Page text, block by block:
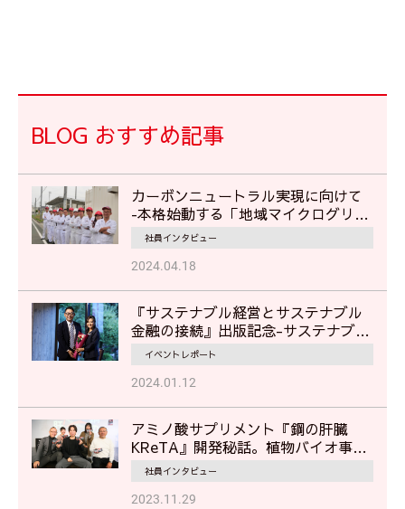
BLOG おすすめ記事
カーボンニュートラル実現に向けて
‐本格始動する「地域マイクログリッ
ド」で地域の災害対応に貢献‐
社員インタビュー
2024.04.18
『サステナブル経営とサステナブル
金融の接続』出版記念-サステナブル
経営に見るムサシの挑戦-
イベントレポート
2024.01.12
アミノ酸サプリメント『鋼の肝臓
KReTA』開発秘話。植物バイオ事業
部担当者が語る"挑戦"のストーリー
社員インタビュー
2023.11.29